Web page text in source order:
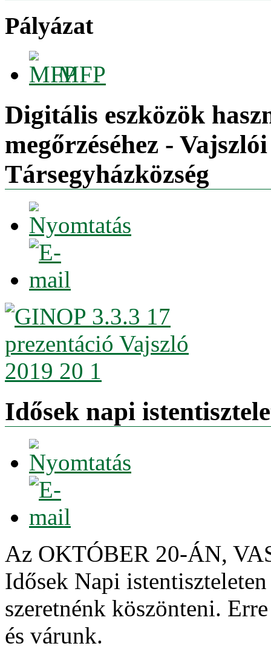
Pályázat
MFP
Digitális eszközök
megőrzéséhez -
Társegyházközség
Idősek napi
Az OKTÓBER 20-ÁN,
Idősek Napi
szeretnénk köszönteni.
és várunk.